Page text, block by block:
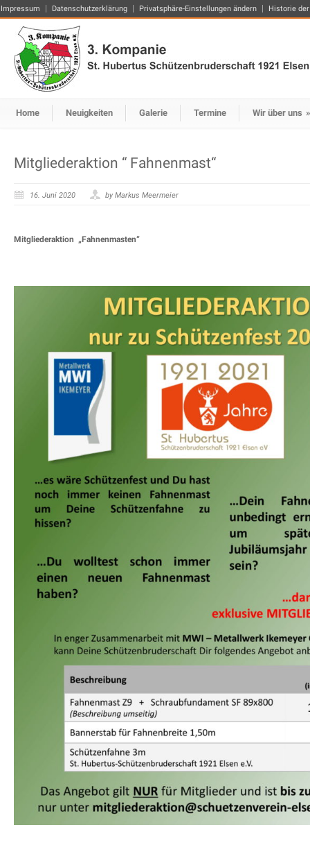
Impressum Datenschutzerklärung Privatsphäre-Einstellungen ändern Historie
Home Neuigkeiten Galerie Termine Wir über uns »
Mitgliederaktion “ Fahnenmast“
16. Juni 2020 by Markus Meermeier
Mitgliederaktion „Fahnenmasten“